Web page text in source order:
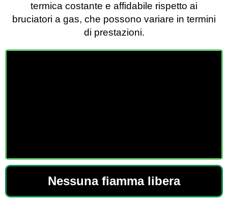
termica costante e affidabile rispetto ai
bruciatori a gas, che possono variare in termini
di prestazioni.
Nessuna fiamma libera